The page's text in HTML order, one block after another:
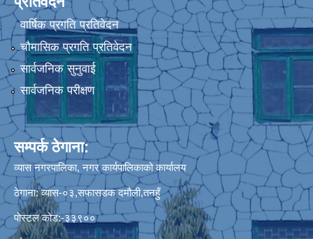
वार्षिक प्रगति प्रतिवेदन
चौमासिक प्रगति प्रतिवेदन
सार्वजनिक सुनुवाई
सार्वजनिक परीक्षण
सम्पर्क ठेगाना:
व्यास नगरपालिका, नगर कार्यपालिकाको कार्यालय
ठेगाना: व्यास-०३,सफासडक दमौली,तनहुँ
पोस्टल कोड:-३३९००